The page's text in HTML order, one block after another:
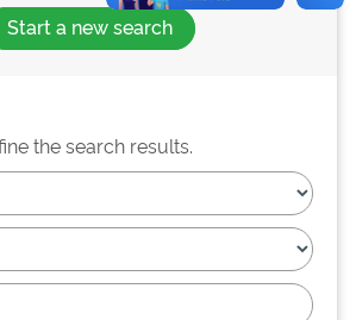
Start a new search
the search results.